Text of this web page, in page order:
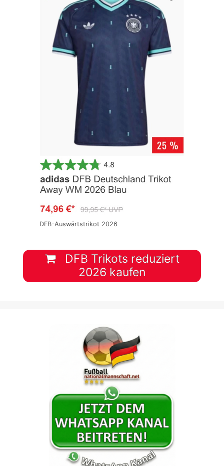
DFB-Auswärtstrikot 2026
DFB Trikots reduziert
2026 kaufen